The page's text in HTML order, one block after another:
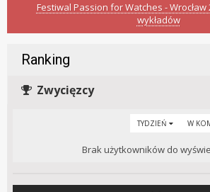
Festiwal Passion for Watches - Wrocław
wykładów
Ranking
Zwycięzcy
W
TYDZIEŃ
Brak użytkowników do